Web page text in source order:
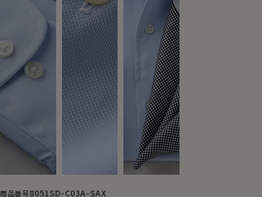
商品番号8051SD-C03A-SAX